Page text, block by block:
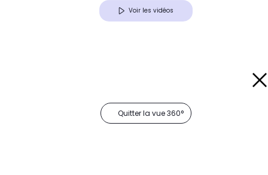
Voir les vidéos
Quitter la vue 360°